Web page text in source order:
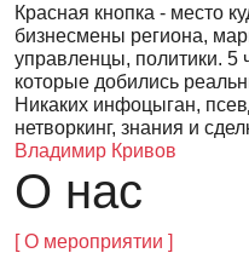
Красная кнопка - место
бизнесмены региона,
управленцы, политики. 5
которые добились
Никаких инфоцыган,
нетворкинг, знания и
Владимир Кривов
О нас
[ О мероприятии ]